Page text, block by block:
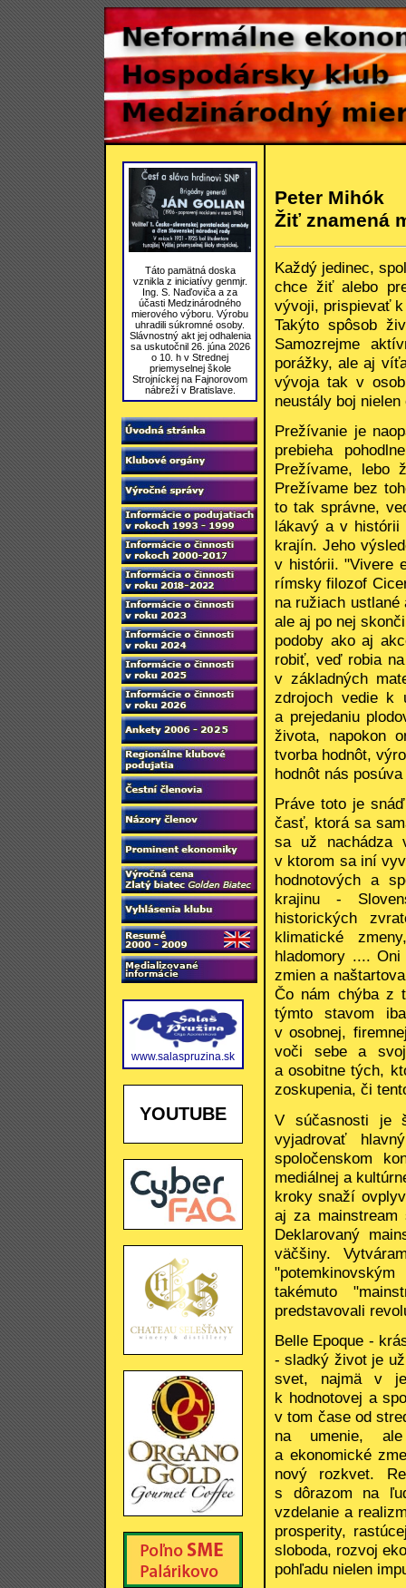
Táto pamätná doska
vznikla z iniciatívy genmjr.
Ing. S. Naďoviča a za
účasti Medzinárodného
mierového výboru. Výrobu
uhradili súkromné osoby.
Slávnostný akt jej odhalenia
sa uskutočnil 26. júna 2026
o 10. h v Strednej
priemyselnej škole
Strojníckej na Fajnorovom
nábreží v Bratislave.
www.salaspruzina.sk
YOUTUBE
Peter Mihók
Žiť znamená
Každý jedinec,
chce žiť alebo
vývoji, prispievať
Takýto spôsob
Samozrejme
porážky, ale aj
vývoja tak v
neustály boj
Prežívanie je
prebieha
Prežívame, lebo
Prežívame bez
to tak správne,
lákavý a v histórii
krajín. Jeho
v histórii. "Vivere
rímsky filozof
na ružiach
ale aj po nej
podoby ako aj
robiť, veď robia
v základných
zdrojoch vedie k
a prejedaniu
života, napokon
tvorba hodnôt,
hodnôt nás
Práve toto je
časť, ktorá sa
sa už nachádza
v ktorom sa iní
hodnotových a
krajinu -
historických
klimatické
hladomory ....
zmien a
Čo nám chýba z
týmto stavom
v osobnej,
voči sebe a
a osobitne tých,
zoskupenia, či
V súčasnosti je
vyjadrovať
spoločenskom
mediálnej a
kroky snaží
aj za mainstream
Deklarovaný
väčšiny.
takémuto
predstavovali
Belle Epoque -
- sladký život je
svet, najmä v
k hodnotovej a
v tom čase od
na umenie, ale
a ekonomické
nový rozkvet.
s dôrazom na
vzdelanie a
prosperity,
sloboda, rozvoj
pohľadu nielen